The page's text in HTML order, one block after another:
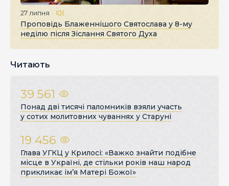
27 липня
Проповідь Блаженнішого Святослава у 8-му
неділю після Зіслання Святого Духа
Читають
39 561
Понад дві тисячі паломників взяли участь
у сотих молитовних чуваннях у Старуні
19 456
Глава УГКЦ у Крилосі: «Важко знайти подібне
місце в Україні, де стільки років наш народ
прикликає ім’я Матері Божої»